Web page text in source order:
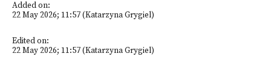
Added on:
22 May 2026; 11:57 (Katarzyna Grygiel)
Edited on:
22 May 2026; 11:57 (Katarzyna Grygiel)